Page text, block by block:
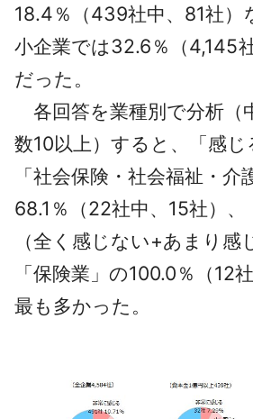
18.4％（439社中、81社）
小企業では32.6％（4,145
だった。
各回答を業種別で分析（
数10以上）すると、「感
「社会保険・社会福祉・介
68.1％（22社中、15社）、
（全く感じない+あまり感
「保険業」の100.0％（12
最も多かった。